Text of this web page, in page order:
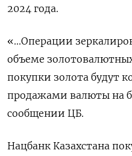
2024 года.
«...Операции
объеме
покупки золота будут
продажами валюты на
сообщении ЦБ.
Нацбанк Казахстана